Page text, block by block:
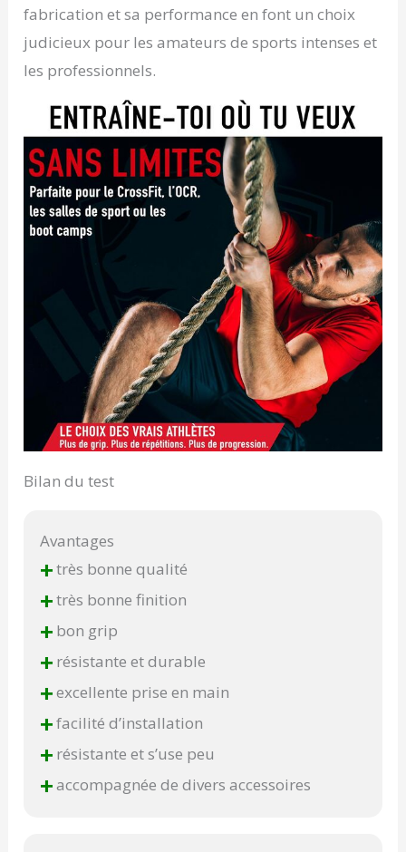
fabrication et sa performance en font un choix
judicieux pour les amateurs de sports intenses et
les professionnels.
Bilan du test
Avantages
+très bonne qualité
+très bonne finition
+ bon grip
+ résistante et durable
+excellente prise en main
+facilité d’installation
+ résistante et s’use peu
+accompagnée de divers accessoires